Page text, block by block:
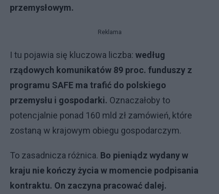
przemysłowym.
Reklama
I tu pojawia się kluczowa liczba: według
rządowych komunikatów 89 proc. funduszy z
programu SAFE ma trafić do polskiego
przemysłu i gospodarki. Oznaczałoby to
potencjalnie ponad 160 mld zł zamówień, które
zostaną w krajowym obiegu gospodarczym.
To zasadnicza różnica. Bo pieniądz wydany w
kraju nie kończy życia w momencie podpisania
kontraktu. On zaczyna pracować dalej.